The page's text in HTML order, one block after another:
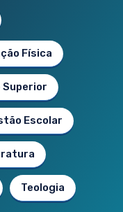
Física
Superior
Escolar
Teologia